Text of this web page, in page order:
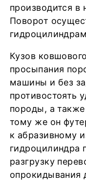
производится
Поворот
Кузов
просыпания
машины и без
противостоять
породы, а
тому же он
к абразивному
гидроцилиндра
разгрузку
опрокидывания